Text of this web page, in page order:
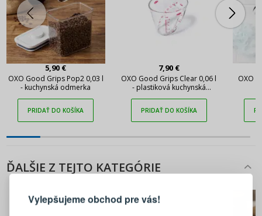
Vylepšujeme obchod pre vás!
5,90 €
OXO Good Grips Pop2 0,03 l
- kuchynská odmerka
PRIDAŤ DO KOŠÍKA
7,90 €
OXO Good Grips Clear 0,06 l
- plastiková kuchynská
PRIDAŤ DO KOŠÍKA
OXO
ĎALŠIE Z TEJTO KATEGÓRIE
PRIHLÁSENIE REGISTRÁCIA
Prihláste sa k svojmu účtu